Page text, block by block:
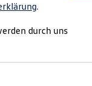
.
durch uns